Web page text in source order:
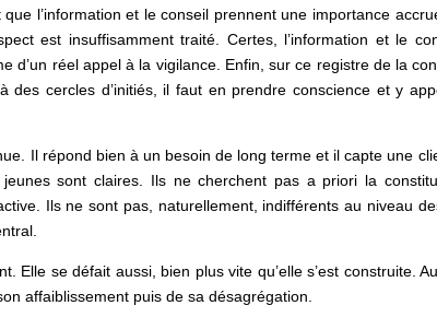
l’information et le conseil prennent une importance
est insuffisamment traité. Certes, l’information et le
réel appel à la vigilance. Enfin, sur ce registre de la
cercles d’initiés, il faut en prendre conscience et y
Il répond bien à un besoin de long terme et il capte une
sont claires. Ils ne cherchent pas a priori la
Ils ne sont pas, naturellement, indifférents au niveau
Elle se défait aussi, bien plus vite qu’elle s’est construite.
affaiblissement puis de sa désagrégation.